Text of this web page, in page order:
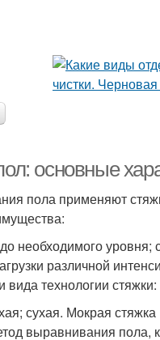
основные
пола применяют
необходимого уровня;
различной
технологии стяжки:
сухая. Мокрая стяжка
выравнивания пола,